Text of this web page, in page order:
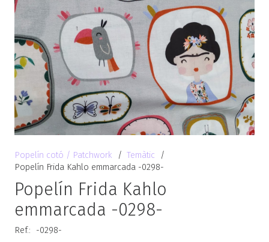
Popelín cotó / Patchwork / Temàtic
/
Popelín Frida Kahlo emmarcada -0298-
Popelín Frida Kahlo
emmarcada -0298-
Ref.: -0298-